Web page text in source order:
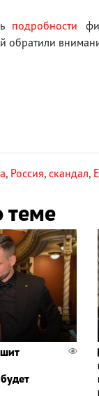
подробности
обратили
, Россия, скандал,
теме